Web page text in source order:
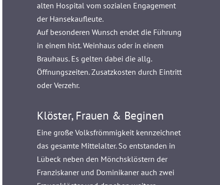
alten Hospital vom sozialen Engagement
der Hansekaufleute.
Auf besonderen Wunsch endet die Führung
in einem hist. Weinhaus oder in einem
Brauhaus. Es gelten dabei die allg.
Öffnungszeiten. Zusatzkosten durch Eintritt
oder Verzehr.
Klöster, Frauen & Beginen
Eine große Volksfrömmigkeit kennzeichnet
das gesamte Mittelalter. So entstanden in
Lübeck neben den Mönchsklöstern der
Franziskaner und Dominikaner auch zwei